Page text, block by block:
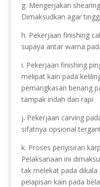
g. Mengerjakan
Dimaksudkan agar
h. Pekerjaan finishing
supaya antar warna
i. Pekerjaan finishing
melipat kain pada
pemangkasan benang
tampak indah dan rapi.
j. Pekerjaan carving
sifatnya opsional
k. Proses penyisiran
Pelaksanaan ini
tak melekat pada dikala
pelapisan kain pada